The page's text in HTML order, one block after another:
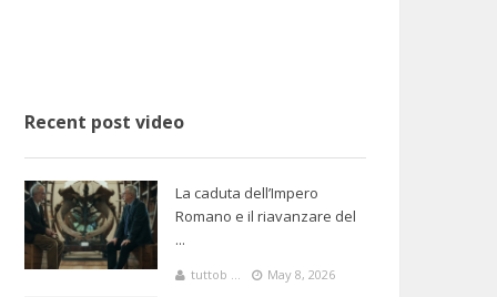
Recent post video
La caduta dell’Impero
Romano e il riavanzare del
...
tuttob ... May 8, 2026